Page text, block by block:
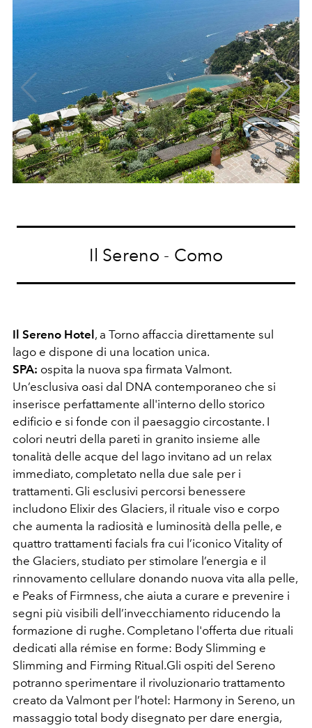
Il Sereno - Como
Il Sereno Hotel, a Torno affaccia direttamente sul
lago e dispone di una location unica.
SPA: ospita la nuova spa firmata Valmont.
Un’esclusiva oasi dal DNA contemporaneo che si
inserisce perfattamente all'interno dello storico
edificio e si fonde con il paesaggio circostante. I
colori neutri della pareti in granito insieme alle
tonalità delle acque del lago invitano ad un relax
immediato, completato nella due sale per i
trattamenti. Gli esclusivi percorsi benessere
includono Elixir des Glaciers, il rituale viso e corpo
che aumenta la radiosità e luminosità della pelle, e
quattro trattamenti facials fra cui l’iconico Vitality of
the Glaciers, studiato per stimolare l’energia e il
rinnovamento cellulare donando nuova vita alla pelle,
e Peaks of Firmness, che aiuta a curare e prevenire i
segni più visibili dell’invecchiamento riducendo la
formazione di rughe. Completano l'offerta due rituali
dedicati alla rémise en forme: Body Slimming e
Slimming and Firming Ritual.Gli ospiti del Sereno
potranno sperimentare il rivoluzionario trattamento
creato da Valmont per l’hotel: Harmony in Sereno, un
massaggio total body disegnato per dare energia,